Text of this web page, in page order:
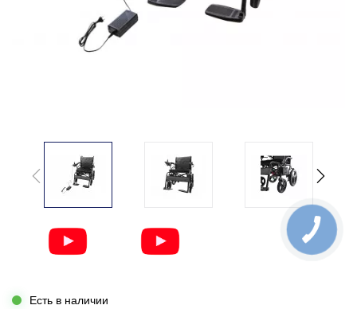
Есть в наличии